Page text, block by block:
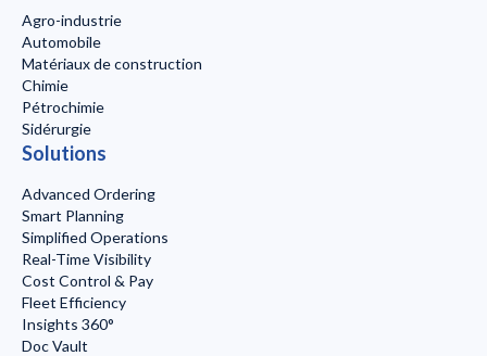
Agro-industrie
Automobile
Matériaux de construction
Chimie
Pétrochimie
Sidérurgie
Solutions
Advanced Ordering
Smart Planning
Simplified Operations
Real-Time Visibility
Cost Control & Pay
Fleet Efficiency
Insights 360°
Doc Vault